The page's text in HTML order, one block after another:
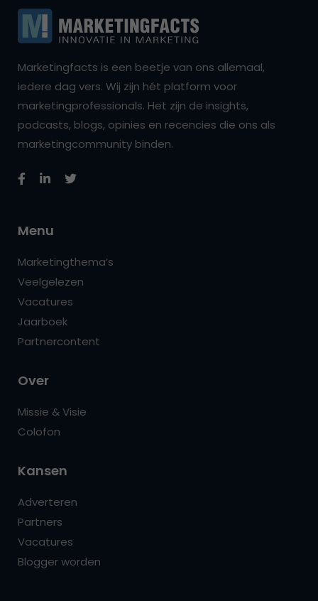
Marketingfacts is een beetje van ons allemaal,
iedere dag vers. Wij zijn hét platform voor
marketingprofessionals. Het zijn de insights,
podcasts, blogs, opinies en recencies die ons als
marketingcommunity binden.
Menu
Marketingthema’s
Veelgelezen
Vacatures
Jaarboek
Partnercontent
Over
Missie & Visie
Colofon
Kansen
Adverteren
Partners
Vacatures
Blogger worden